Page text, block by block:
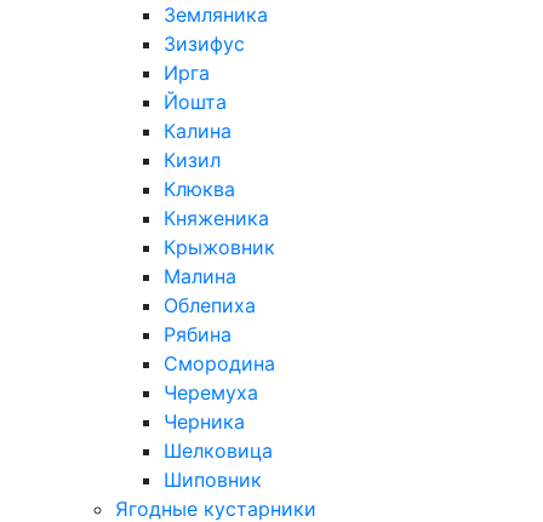
Земляника
Зизифус
Ирга
Йошта
Калина
Кизил
Клюква
Княженика
Крыжовник
Малина
Облепиха
Рябина
Смородина
Черемуха
Черника
Шелковица
Шиповник
Ягодные кустарники